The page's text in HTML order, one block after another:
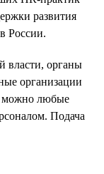
развития
России.
власти, органы
организации
можно любые
Подача